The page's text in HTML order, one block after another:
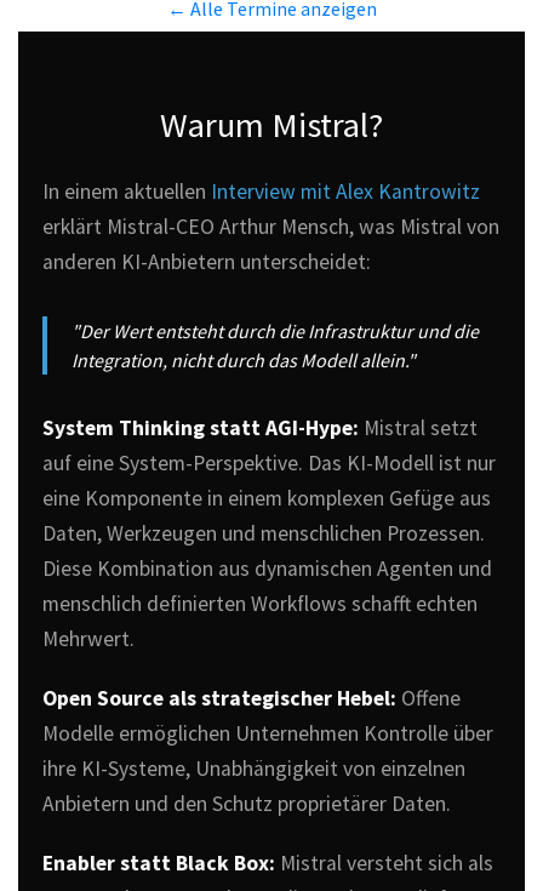
← Alle Termine anzeigen
Warum Mistral?
In einem aktuellen Interview mit Alex Kantrowitz
erklärt Mistral-CEO Arthur Mensch, was Mistral von
anderen KI-Anbietern unterscheidet:
"Der Wert entsteht durch die Infrastruktur und die
Integration, nicht durch das Modell allein."
System Thinking statt AGI-Hype: Mistral setzt
auf eine System-Perspektive. Das KI-Modell ist nur
eine Komponente in einem komplexen Gefüge aus
Daten, Werkzeugen und menschlichen Prozessen.
Diese Kombination aus dynamischen Agenten und
menschlich definierten Workflows schafft echten
Mehrwert.
Open Source als strategischer Hebel: Offene
Modelle ermöglichen Unternehmen Kontrolle über
ihre KI-Systeme, Unabhängigkeit von einzelnen
Anbietern und den Schutz proprietärer Daten.
Enabler statt Black Box: Mistral versteht sich als